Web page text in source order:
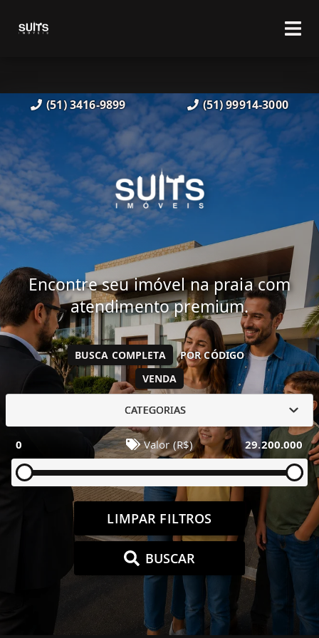
(51) 3416-9899 (51) 99914-3000
Encontre seu imóvel na praia com
atendimento premium.
VENDA
BUSCA COMPLETA POR CÓDIGO
CATEGORIAS
0 Valor (R$) 29.200.000
LIMPAR FILTROS
BUSCAR